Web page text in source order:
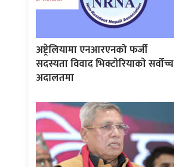
अष्ट्रेलियामा एनआरएनको फर्जी
सदस्यता विवाद भिक्टाेरियाकाे सर्वोच्च
अदालतमा